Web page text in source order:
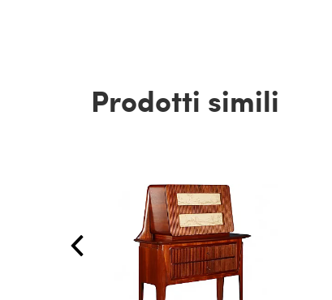
Prodotti simili